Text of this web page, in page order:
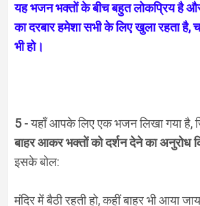
यह भजन भक्तों के बीच बहुत लोकप्रिय है और
का दरबार हमेशा सभी के लिए खुला रहता
भी हो।
5 -यहाँ आपके लिए एक भजन लिखा गया है,
बाहर आकर भक्तों को दर्शन देने का अनुरोध
इसके बोल:
मंदिर में बैठी रहती हो,कहीं बाहर भी आया